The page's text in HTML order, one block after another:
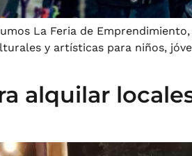
La Feria de
y artísticas para niños,
alquilar